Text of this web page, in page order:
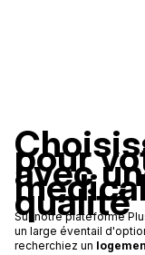
pour
avec
qualité
Sur notre plateforme
un large éventail
recherchiez un